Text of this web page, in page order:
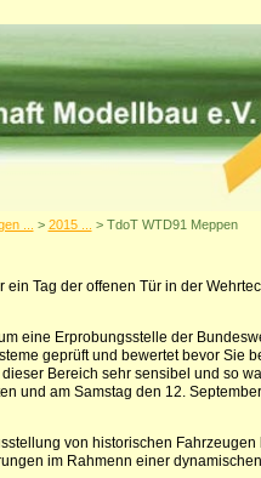
... > 2015 ... > TdoT WTD91 Meppen
Tag der offenen Tür in der
eine Erprobungsstelle der
geprüft und bewertet bevor Sie
Bereich sehr sensibel und so
und am Samstag den 12.
von historischen Fahrzeugen
im Rahmenn einer dynamischen